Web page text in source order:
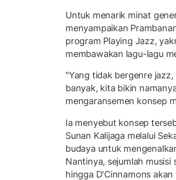
Untuk menarik minat
menyampaikan
program Playing Jazz,
membawakan lagu-lagu
"Yang tidak bergenre
banyak, kita bikin
mengaransemen konsep
Ia menyebut konsep
Sunan Kalijaga melalui
budaya untuk
Nantinya, sejumlah musisi
hingga D'Cinnamons